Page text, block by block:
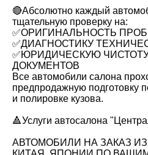
🔴Абсолютно каждый
тщательную проверку на:
✅ОРИГИНАЛЬНОСТЬ
✅ДИАГНОСТИКУ
✅ЮРИДИЧЕСКУЮ
ДОКУМЕНТОВ
Все автомобили салона
предпродажную подготовку
и полировке кузова.
🔺Услуги автосалона
АВТОМОБИЛИ НА ЗАКАЗ